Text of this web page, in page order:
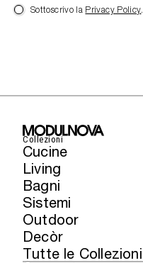
Sottoscrivo la Privacy Policy.
Collezioni
Cucine
Living
Bagni
Sistemi
Outdoor
Decòr
Tutte le Collezioni